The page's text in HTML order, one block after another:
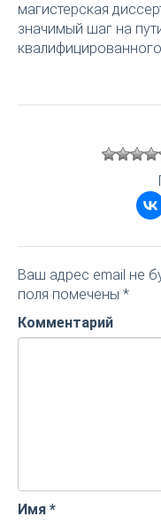
магистерская
значимый шаг на
Ваш адрес email не
поля помечены *
Комментарий
Имя *